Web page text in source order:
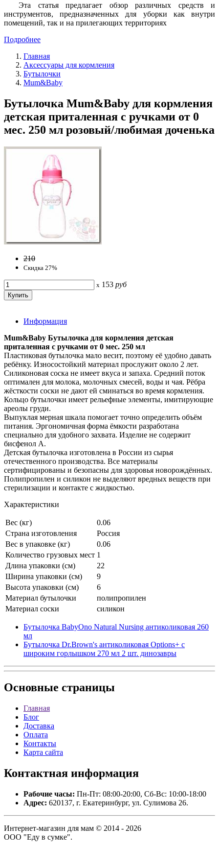
Эта статья предлагает обзор различных средств и
инструментов, предназначенных для уборки как внутри
помещений, так и на прилегающих территориях
Подробнее
Главная
Аксессуары для кормления
Бутылочки
Mum&Baby
Бутылочка Mum&Baby для кормления
детская приталенная с ручками от 0
мес. 250 мл розовый/любимая доченька
210
Скидка 27%
x 153 руб
Информация
Mum&Baby Бутылочка для кормления детская
приталенная с ручками от 0 мес. 250 мл
Пластиковая бутылочка мало весит, поэтому её удобно давать
ребёнку. Износостойкий материал прослужит около 2 лет.
Силиконовая соска не имеет вкуса и запаха. Средний поток
оптимален для молока, молочных смесей, воды и чая. Рёбра
жёсткости соски не дают ей сминаться во время кормления.
Кольцо бутылочки имеет рельефные элементы, имитирующие
ареолы груди.
Выпуклая мерная шкала помогает точно определить объём
питания. Эргономичная форма ёмкости разработана
специально для удобного захвата. Изделие не содержит
бисфенол А.
Детская бутылочка изготовлена в России из сырья
отечественного производства. Все материалы
сертифицированы и безопасны для здоровья новорождённых.
Полипропилен и силикон не выделяют вредных веществ при
стерилизации и контакте с жидкостью.
Характеристики
Вес (кг)
0.06
Страна изготовления
Россия
Вес в упаковке (кг)
0.06
Количество грузовых мест 1
Длина упаковки (см)
22
Ширина упаковки (см)
9
Высота упаковки (см)
6
Материал бутылочки
полипропилен
Материал соски
силикон
Бутылочка BabyOno Natural Nursing антиколиковая 260
мл
Бутылочка Dr.Brown's антиколиковая Options+ с
широким горлышком 270 мл 2 шт. динозавры
Основные страницы
Главная
Блог
Доставка
Оплата
Контакты
Карта сайта
Контактная информация
Рабочие часы: Пн-Пт: 08:00-20:00, Сб-Вс: 10:00-18:00
Адрес: 620137, г. Екатеринбург, ул. Сулимова 26.
Интернет-магазин для мам © 2014 - 2026
ООО "Еду в сумке".